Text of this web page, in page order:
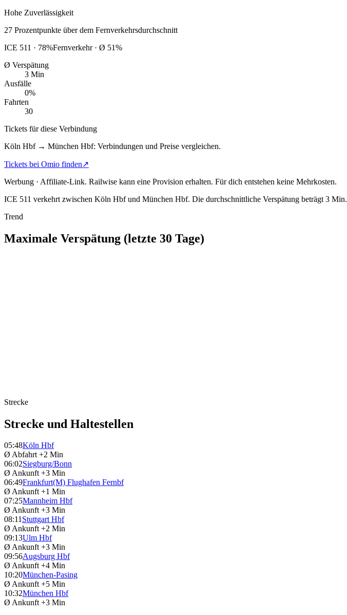
Hohe Zuverlässigkeit
27 Prozentpunkte über dem Fernverkehrsdurchschnitt
ICE 511 · 78%Fernverkehr · Ø 51%
Ø Verspätung
3 Min
Ausfälle
0%
Fahrten
30
Tickets für diese Verbindung
Köln Hbf → München Hbf: Verbindungen und Preise vergleichen.
Tickets bei Omio finden↗
Werbung · Affiliate-Link. Railwise kann eine Provision erhalten. Für dich entstehen keine Mehrkosten.
ICE 511 verkehrt zwischen Köln Hbf und München Hbf. Die durchschnittliche Verspätung beträgt 3 Min.
Trend
Maximale Verspätung (letzte 30 Tage)
Strecke
Strecke und Haltestellen
05:48Köln Hbf
Ø Abfahrt +2 Min
06:02Siegburg/Bonn
Ø Ankunft +3 Min
06:49Frankfurt(M) Flughafen Fernbf
Ø Ankunft +1 Min
07:25Mannheim Hbf
Ø Ankunft +3 Min
08:11Stuttgart Hbf
Ø Ankunft +2 Min
09:13Ulm Hbf
Ø Ankunft +3 Min
09:56Augsburg Hbf
Ø Ankunft +4 Min
10:20München-Pasing
Ø Ankunft +5 Min
10:32München Hbf
Ø Ankunft +3 Min